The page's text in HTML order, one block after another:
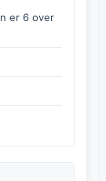
er 6 over